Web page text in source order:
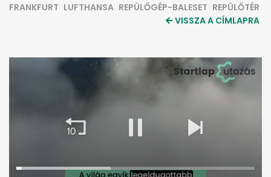
FRANKFURT LUFTHANSA REPÜLŐGÉP-BALESET REPÜLŐTÉR
VISSZA A CÍMLAPRA